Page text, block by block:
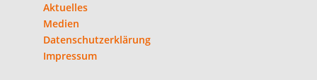
Aktuelles
Medien
Datenschutzerklärung
Impressum